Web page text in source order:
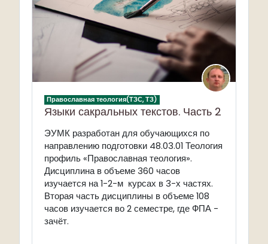
Православная теология(ТЗС, ТЗ)
Языки сакральных текстов. Часть 2
ЭУМК разработан для обучающихся по
направлению подготовки 48.03.01 Теология
профиль «Православная теология».
Дисциплина в объеме 360 часов
изучается на 1-2-м курсах в 3-х частях.
Вторая часть дисциплины в объеме 108
часов изучается во 2 семестре, где ФПА -
зачёт.